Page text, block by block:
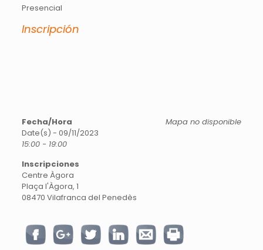
Presencial
Inscripción
Mapa no disponible
Fecha/Hora
Date(s) - 09/11/2023
15:00 - 19:00
Inscripciones
Centre Àgora
Plaça l'Àgora, 1
08470 Vilafranca del Penedès